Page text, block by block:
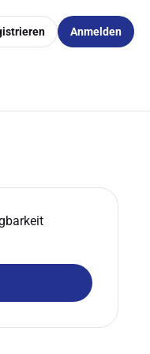
Anmelden